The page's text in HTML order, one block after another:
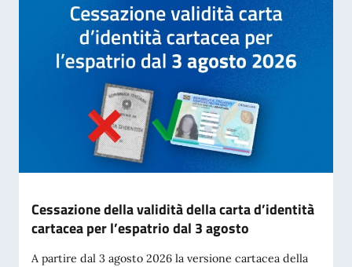
Cessazione della validità della carta d’identità
cartacea per l’espatrio dal 3 agosto
A partire dal 3 agosto 2026 la versione cartacea della